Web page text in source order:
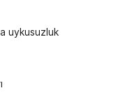
uykusuzluk